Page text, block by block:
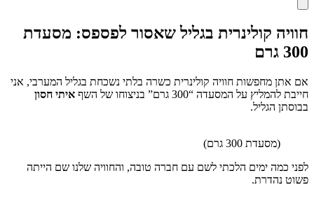
חוויה קולינרית בגליל שאסור לפספס: מסעדת
300 גרם
אם אתן מחפשות חוויה קולינרית כשרה בלתי נשכחת בגליל המערבי, אני
חייבת להמליץ על המסעדה “300 גרם” בניצוחו של השף
איתי חסון
בבוסתן הגליל.
(מסעדת 300 גרם)
לפני כמה ימים הלכתי לשם עם חברה טובה, והחוויה שלנו שם הייתה
פשוט נהדרת.